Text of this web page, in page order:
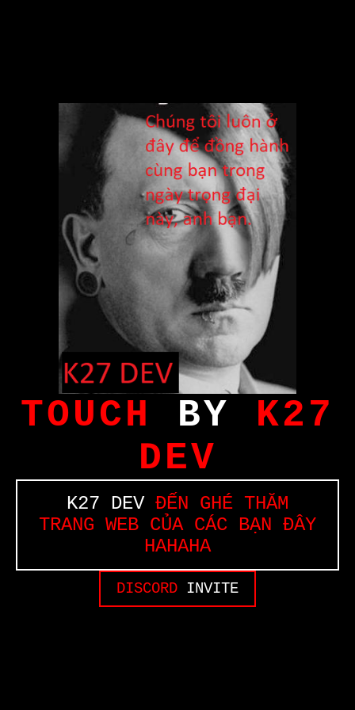
TOUCH BY K27
DEV
K27 DEVĐẾN GHÉ THĂM
TRANG WEB CỦA CÁC BẠN ĐÂY
HAHAHA
DISCORD INVITE